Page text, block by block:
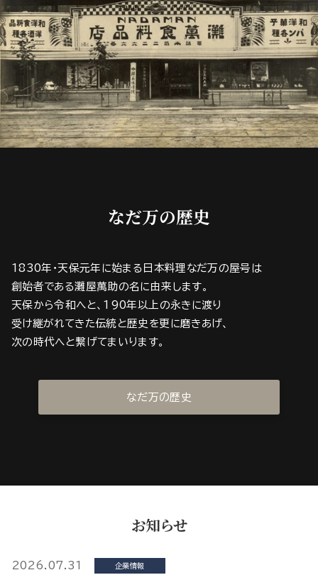
なだ万の歴史
1830年・天保元年に始まる日本料理なだ万の屋号は
創始者である灘屋萬助の名に由来します。
天保から令和へと、190年以上の永きに渡り
受け継がれてきた伝統と歴史を更に磨きあげ、
次の時代へと繋げてまいります。
なだ万の歴史
お知らせ
2026.07.31 企業情報